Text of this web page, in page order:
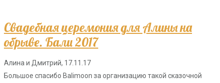
Свадебная церемония для Алины на
обрыве. Бали 2017
Алина и Дмитрий, 17.11.17
Большое спасибо Balimoon за организацию такой сказочной